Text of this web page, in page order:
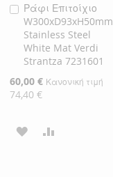
Ράφι Επιτοίχιο
W300xD93xH50mm
Stainless Steel
White Mat Verdi
Strantza 7231601
Ειδική
Τιμή
60,00 € Κανονική τιμή
74,40 €
Προσθήκη
στο
Καλάθι
ΠΡΟΣΘΉΚΗ